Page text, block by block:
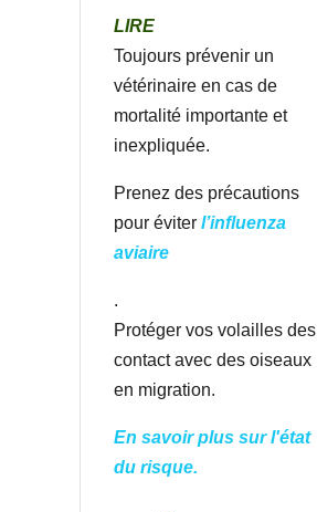
LIRE
Toujours prévenir un
vétérinaire en cas de
mortalité importante et
inexpliquée.
Prenez des précautions
pour éviterl’influenza
aviaire
.
Protéger vos volailles des
contact avec des oiseaux
en migration.
En savoir plus sur l'état
du risque.